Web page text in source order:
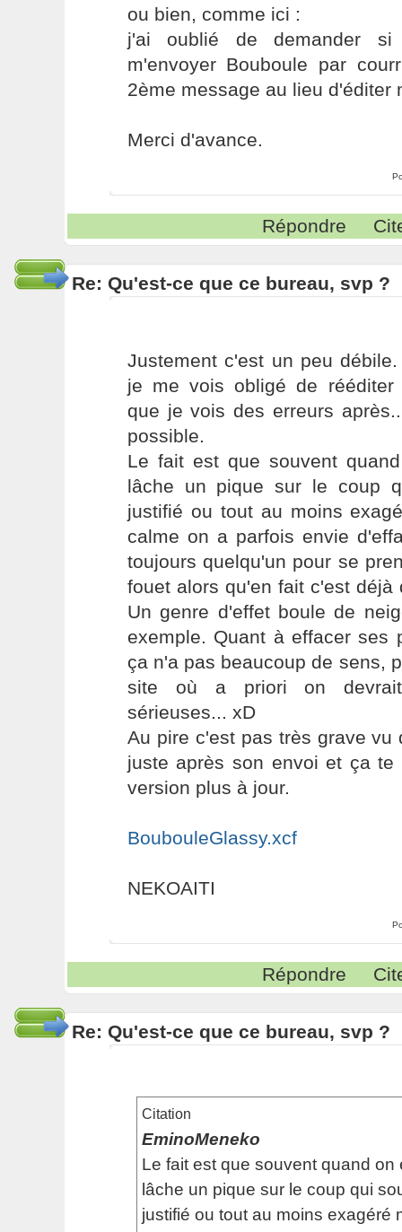
ou bien, comme ici :
j'ai oublié de demander
m'envoyer Bouboule par
2ème message au lieu d'éditer
Merci d'avance.
Répondre
Re: Qu'est-ce que ce bureau, svp ?
Justement c'est un peu
je me vois obligé de rééditer
que je vois des erreurs
possible.
Le fait est que souvent
lâche un pique sur le coup
justifié ou tout au moins
calme on a parfois envie
toujours quelqu'un pour se
fouet alors qu'en fait c'est déjà
Un genre d'effet boule de
exemple. Quant à effacer ses
ça n'a pas beaucoup de sens,
site où a priori on
sérieuses... xD
Au pire c'est pas très grave vu
juste après son envoi et ça te
version plus à jour.
BoubouleGlassy.xcf
NEKOAITI
Répondre
Re: Qu'est-ce que ce bureau, svp ?
Citation
EminoMeneko
Le fait est que souvent quand on
lâche un pique sur le coup qui
justifié ou tout au moins exagéré